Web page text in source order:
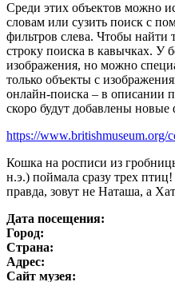
Среди этих объектов можно
словам или сузить поиск с
фильтров слева. Чтобы найти
строку поиска в кавычках. У
изображения, но можно
только объекты с
онлайн-поиска – в описании
скоро будут добавлены
https://www.britishmuseum.org/
Кошка на росписи из
н.э.) поймала сразу трех
правда, зовут не Наташа, а
Дата посещения:
Город:
Страна:
Адрес:
Сайт музея: